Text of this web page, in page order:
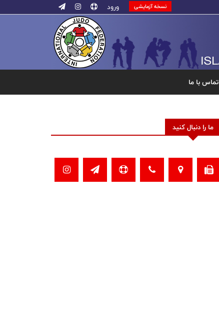
نسخه آزمایشی ورود
تماس با ما
ما را دنبال کنید